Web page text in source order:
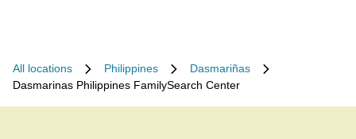
All locations Philippines
Dasmariñas
Dasmarinas Philippines FamilySearch Center